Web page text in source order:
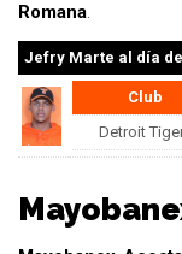
Romana.
Jefry Marte al día
Club
Detroit